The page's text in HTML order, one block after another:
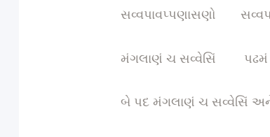
સવ્વપાવપ્પણાસણો
મંગલાણં ચ સવ્વેસિં પઢમં
બે પદ મંગલાણં ચ સવ્વેસિં